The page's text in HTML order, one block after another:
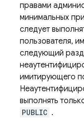
правами
минимальных
следует
пользователя,
следующий
имитирующего
выполнять
PUBLIC .